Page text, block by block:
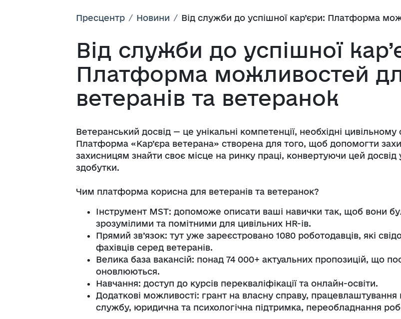
Пресцентр Новини Від служби до успішної кар’єри: Платформа
Від служби до успішної
Платформа можливостей
ветеранів та ветеранок
Ветеранський досвід — це унікальні компетенції, необхідні цивільному
Платформа «Кар’єра ветерана» створена для того, щоб допомогти
захисницям знайти своє місце на ринку праці, конвертуючи цей досвід
здобутки.
Чим платформа корисна для ветеранів та ветеранок?
Інструмент MST: допоможе описати ваші навички так, щоб вони
зрозумілими та помітними для цивільних HR-ів.
Прямий зв’язок: тут уже зареєстровано 1080 роботодавців, які
фахівців серед ветеранів.
Велика база вакансій: понад 74 000+ актуальних пропозицій, що
оновлюються.
Навчання: доступ до курсів перекваліфікації та онлайн-освіти.
Додаткові можливості: грант на власну справу, працевлаштування
службу, юридична та психологічна підтримка, переобладнання